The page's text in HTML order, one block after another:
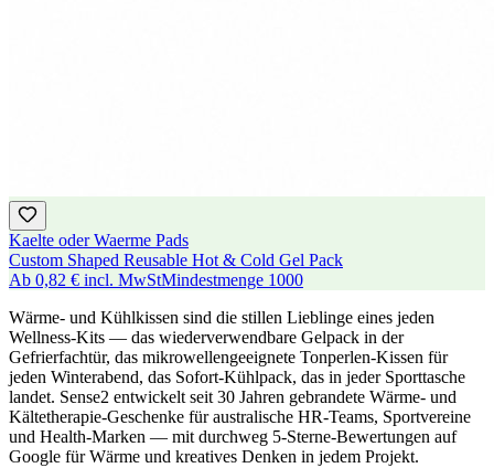
Kaelte oder Waerme Pads
Custom Shaped Reusable Hot & Cold Gel Pack
Ab 0,82 € incl. MwStMindestmenge 1000
Wärme- und Kühlkissen sind die stillen Lieblinge eines jeden
Wellness-Kits — das wiederverwendbare Gelpack in der
Gefrierfachtür, das mikrowellengeeignete Tonperlen-Kissen für
jeden Winterabend, das Sofort-Kühlpack, das in jeder Sporttasche
landet. Sense2 entwickelt seit 30 Jahren gebrandete Wärme- und
Kältetherapie-Geschenke für australische HR-Teams, Sportvereine
und Health-Marken — mit durchweg 5-Sterne-Bewertungen auf
Google für Wärme und kreatives Denken in jedem Projekt.